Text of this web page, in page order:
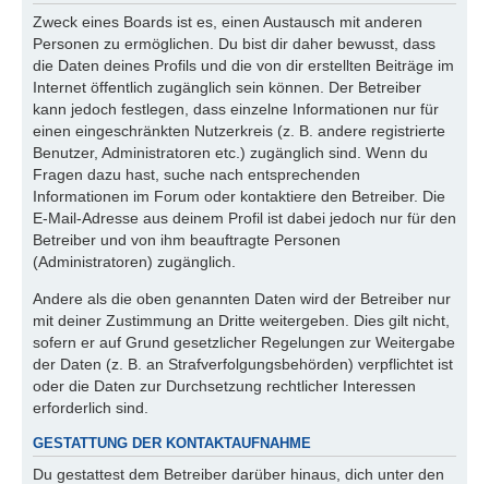
Zweck eines Boards ist es, einen Austausch mit anderen
Personen zu ermöglichen. Du bist dir daher bewusst, dass
die Daten deines Profils und die von dir erstellten Beiträge im
Internet öffentlich zugänglich sein können. Der Betreiber
kann jedoch festlegen, dass einzelne Informationen nur für
einen eingeschränkten Nutzerkreis (z. B. andere registrierte
Benutzer, Administratoren etc.) zugänglich sind. Wenn du
Fragen dazu hast, suche nach entsprechenden
Informationen im Forum oder kontaktiere den Betreiber. Die
E-Mail-Adresse aus deinem Profil ist dabei jedoch nur für den
Betreiber und von ihm beauftragte Personen
(Administratoren) zugänglich.
Andere als die oben genannten Daten wird der Betreiber nur
mit deiner Zustimmung an Dritte weitergeben. Dies gilt nicht,
sofern er auf Grund gesetzlicher Regelungen zur Weitergabe
der Daten (z. B. an Strafverfolgungsbehörden) verpflichtet ist
oder die Daten zur Durchsetzung rechtlicher Interessen
erforderlich sind.
GESTATTUNG DER KONTAKTAUFNAHME
Du gestattest dem Betreiber darüber hinaus, dich unter den